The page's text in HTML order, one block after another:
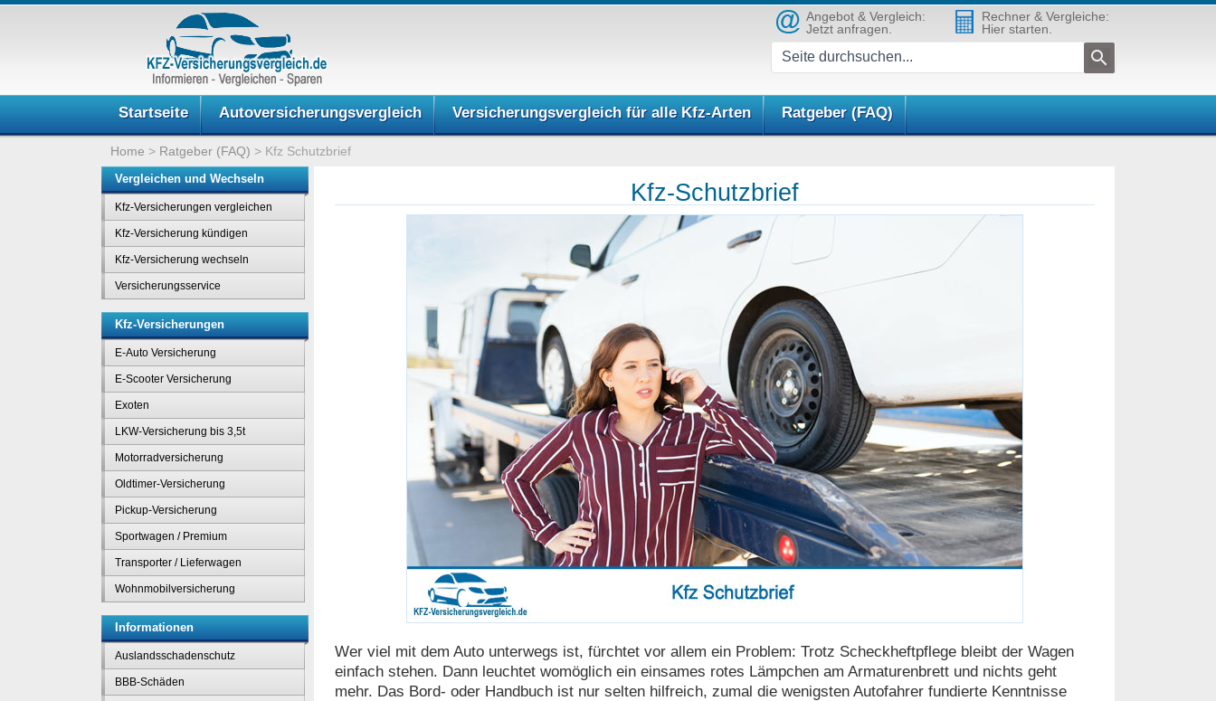
Angebot & Vergleich:
Jetzt anfragen.
Rechner & Vergleiche:
Hier starten.
Startseite Autoversicherungsvergleich Versicherungsvergleich für alle Kfz-Arten Ratgeber (FAQ)
Home > Ratgeber (FAQ) > Kfz Schutzbrief
Kfz-Schutzbrief
Wer viel mit dem Auto unterwegs ist, fürchtet vor allem ein Problem: Trotz Scheckheftpflege bleibt der Wagen
einfach stehen. Dann leuchtet womöglich ein einsames rotes Lämpchen am Armaturenbrett und nichts geht
mehr. Das Bord- oder Handbuch ist nur selten hilfreich, zumal die wenigsten Autofahrer fundierte Kenntnisse
Vergleichen und Wechseln
Kfz-Versicherungen vergleichen
Kfz-Versicherung kündigen
Kfz-Versicherung wechseln
Versicherungsservice
Kfz-Versicherungen
E-Auto Versicherung
E-Scooter Versicherung
Exoten
LKW-Versicherung bis 3,5t
Motorradversicherung
Oldtimer-Versicherung
Pickup-Versicherung
Sportwagen / Premium
Transporter / Lieferwagen
Wohnmobilversicherung
Informationen
Auslandsschadenschutz
BBB-Schäden